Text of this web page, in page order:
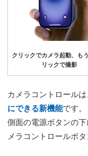
クリックでカメラ起動、も
リックで撮影
カメラコントロールは
にできる新機能です。
側面の電源ボタンの
メラコントロールボ